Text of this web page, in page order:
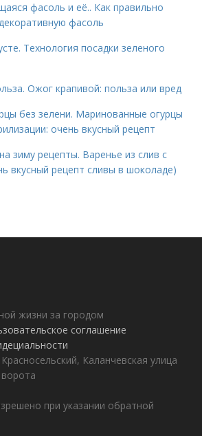
фасоль и её.. Как правильно
фасоль
Технология посадки зеленого
Ожог крапивой: польза или вред
без зелени. Маринованные огурцы
очень вкусный рецепт
зиму рецепты. Варенье из слив с
вкусный рецепт сливы в шоколаде)
жизни за городом
соглашение
Каланчевская улица
при указании обратной